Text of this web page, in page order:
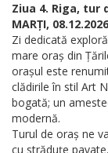
Ziua 4. Riga, tur
MARȚI, 08.12.2026
Zi dedicată
mare oraș din
orașul este
clădirile în stil Art
bogată; un
modernă.
Turul de oraș ne
cu străduțe